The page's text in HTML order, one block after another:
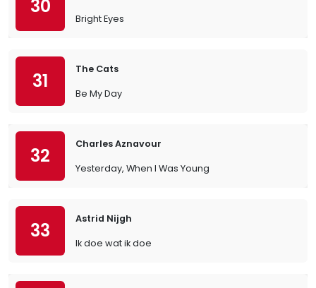
30
Bright Eyes
31
The Cats
Be My Day
32
Charles Aznavour
Yesterday, When I Was Young
33
Astrid Nijgh
Ik doe wat ik doe